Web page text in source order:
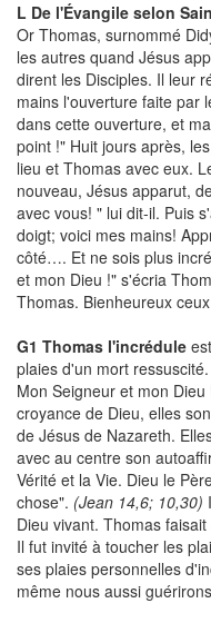
L De l'Évangile selon
Or Thomas, surnommé
les autres quand Jésus
dirent les Disciples. Il leur
mains l'ouverture faite par
dans cette ouverture, et
point !" Huit jours après,
lieu et Thomas avec eux.
nouveau, Jésus apparut,
avec vous! " lui dit-il. Puis
doigt; voici mes mains!
côté…. Et ne sois plus
et mon Dieu !" s'écria
Thomas. Bienheureux
G1 Thomas l'incrédule
plaies d'un mort
Mon Seigneur et mon
croyance de Dieu, elles
de Jésus de Nazareth.
avec au centre son
Vérité et la Vie. Dieu le
chose". (Jean 14,6; 10,30)
Dieu vivant. Thomas
Il fut invité à toucher les
ses plaies personnelles
même nous aussi